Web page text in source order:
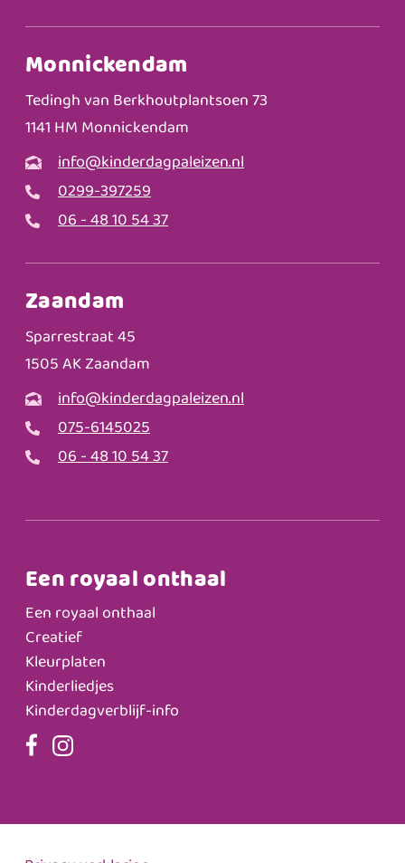
Monnickendam
Tedingh van Berkhoutplantsoen 73
1141 HM Monnickendam
info@kinderdagpaleizen.nl
0299-397259
06 - 48 10 54 37
Zaandam
Sparrestraat 45
1505 AK Zaandam
info@kinderdagpaleizen.nl
075-6145025
06 - 48 10 54 37
Een royaal onthaal
Een royaal onthaal
Creatief
Kleurplaten
Kinderliedjes
Kinderdagverblijf-info